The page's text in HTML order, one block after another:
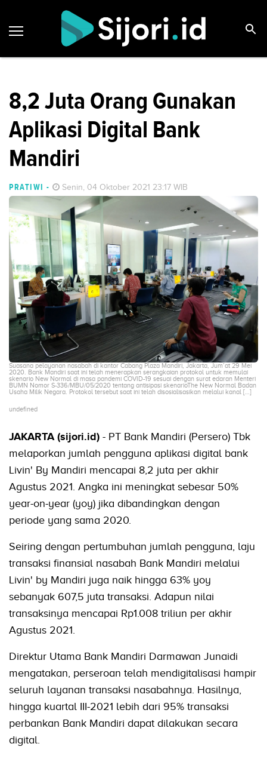
8,2 Juta Orang Gunakan
Aplikasi Digital Bank
Mandiri
PRATIWI - Senin, 04 Oktober 2021 23:17 WIB
Suasana pelayanan nasabah di kantor Cabang Plaza Mandiri, Jakarta, Jum’at 29 Mei
2020. Bank Mandiri saat ini telah menerapkan serangkaian protokol untuk memulai
skenario New Normal di masa pandemi COVID-19 sesuai dengan surat edaran Menteri
BUMN Nomor S-336/MBU/05/2020 tentang antisipasi skenarioThe New Normal Badan
Usaha Milik Negara. Protokol tersebut saat ini telah disosialisasikan melalui kanal […]
undefined
JAKARTA (sijori.id) - PT Bank Mandiri (Persero) Tbk
melaporkan jumlah pengguna aplikasi digital bank
Livin' By Mandiri mencapai 8,2 juta per akhir
Agustus 2021. Angka ini meningkat sebesar 50%
year-on-year (yoy) jika dibandingkan dengan
periode yang sama 2020.
Seiring dengan pertumbuhan jumlah pengguna, laju
transaksi finansial nasabah Bank Mandiri melalui
Livin' by Mandiri juga naik hingga 63% yoy
sebanyak 607,5 juta transaksi. Adapun nilai
transaksinya mencapai Rp1.008 triliun per akhir
Agustus 2021.
Direktur Utama Bank Mandiri Darmawan Junaidi
mengatakan, perseroan telah mendigitalisasi hampir
seluruh layanan transaksi nasabahnya. Hasilnya,
hingga kuartal III-2021 lebih dari 95% transaksi
perbankan Bank Mandiri dapat dilakukan secara
digital.